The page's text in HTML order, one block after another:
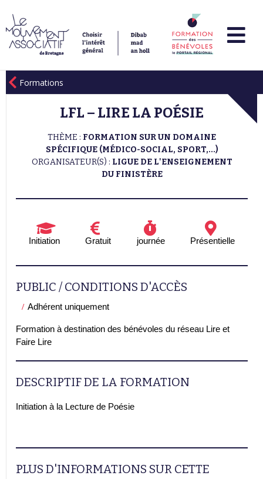
Formations
LFL – LIRE LA POÉSIE
THÈME : FORMATION SUR UN DOMAINE
SPÉCIFIQUE (MÉDICO-SOCIAL, SPORT,...)
ORGANISATEUR(S) : LIGUE DE L'ENSEIGNEMENT
DU FINISTÈRE
Initiation Gratuit journée Présentielle
PUBLIC / CONDITIONS D'ACCÈS
Adhérent uniquement
Formation à destination des bénévoles du réseau Lire et
Faire Lire
DESCRIPTIF DE LA FORMATION
Initiation à la Lecture de Poésie
PLUS D'INFORMATIONS SUR CETTE